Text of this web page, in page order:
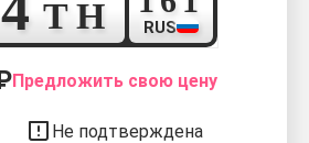
ТНRUS
Предложить свою цену
Не подтверждена